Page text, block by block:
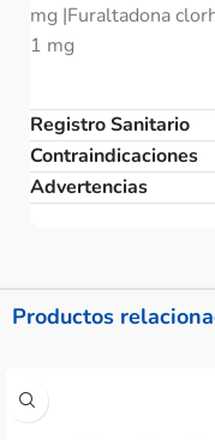
mg |Furaltadona
1 mg
Registro Sanitario
Contraindicaciones
Advertencias
Productos